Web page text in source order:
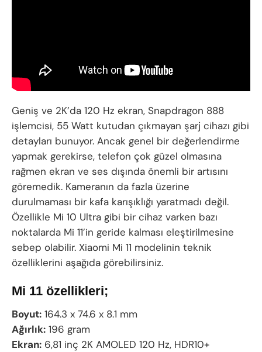
Geniş ve 2K’da 120 Hz ekran, Snapdragon 888
işlemcisi, 55 Watt kutudan çıkmayan şarj cihazı gibi
detayları bunuyor. Ancak genel bir değerlendirme
yapmak gerekirse, telefon çok güzel olmasına
rağmen ekran ve ses dışında önemli bir artısını
göremedik. Kameranın da fazla üzerine
durulmaması bir kafa karışıklığı yaratmadı değil.
Özellikle Mi 10 Ultra gibi bir cihaz varken bazı
noktalarda Mi 11’in geride kalması eleştirilmesine
sebep olabilir. Xiaomi Mi 11 modelinin teknik
özelliklerini aşağıda görebilirsiniz.
Mi 11 özellikleri;
Boyut: 164.3 x 74.6 x 8.1 mm
Ağırlık: 196 gram
Ekran: 6,81 inç 2K AMOLED 120 Hz, HDR10+